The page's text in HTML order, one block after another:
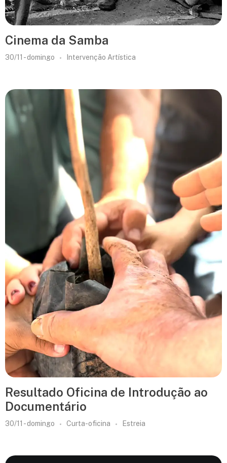
Cinema da Samba
30/11 - domingo Intervenção Artística
Resultado Oficina de Introdução ao
Documentário
30/11 - domingo Curta-oficina Estreia